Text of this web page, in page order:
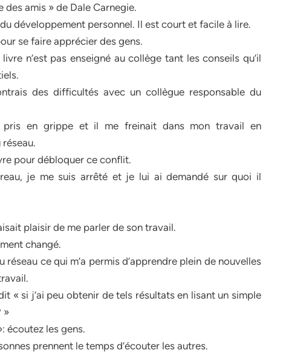
des amis » de Dale Carnegie.
développement personnel. Il est court et facile à lire.
se faire apprécier des gens.
n’est pas enseigné au collège tant les conseils qu’il
des difficultés avec un collègue responsable du
pris en grippe et il me freinait dans mon travail en
pour débloquer ce conflit.
je me suis arrêté et je lui ai demandé sur quoi il
plaisir de me parler de son travail.
changé.
ce qui m’a permis d’apprendre plein de nouvelles
« si j’ai peu obtenir de tels résultats en lisant un simple
»
écoutez les gens.
prennent le temps d’écouter les autres.